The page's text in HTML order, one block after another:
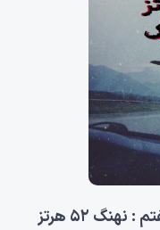
52 هرتز